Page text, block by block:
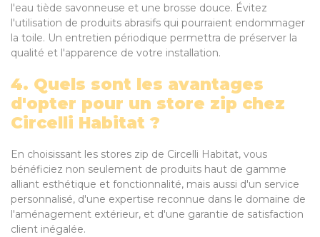
l'eau tiède savonneuse et une brosse douce. Évitez
l'utilisation de produits abrasifs qui pourraient endommager
la toile. Un entretien périodique permettra de préserver la
qualité et l'apparence de votre installation.
4. Quels sont les avantages
d'opter pour un store zip chez
Circelli Habitat ?
En choisissant les stores zip de Circelli Habitat, vous
bénéficiez non seulement de produits haut de gamme
alliant esthétique et fonctionnalité, mais aussi d'un service
personnalisé, d'une expertise reconnue dans le domaine de
l'aménagement extérieur, et d'une garantie de satisfaction
client inégalée.